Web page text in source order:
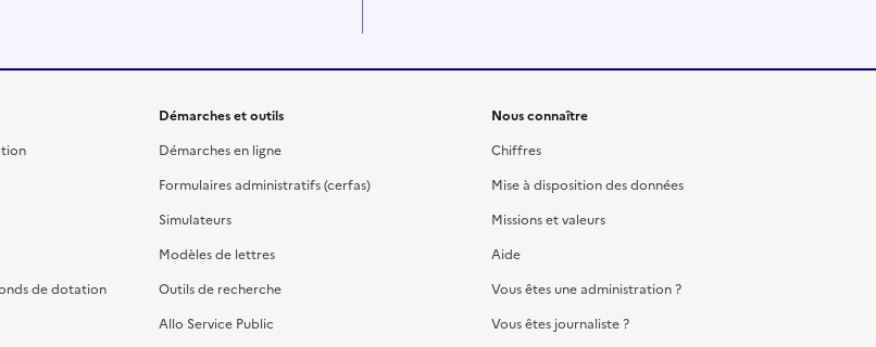
de dotation
Démarches et outils
Démarches en ligne
Formulaires administratifs (cerfas)
Simulateurs
Modèles de lettres
Outils de recherche
Allo Service Public
Nous connaître
Chiffres
Mise à disposition des données
Missions et valeurs
Aide
Vous êtes une administration ?
Vous êtes journaliste ?